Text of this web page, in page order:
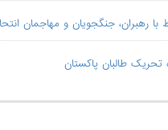
با رهبران، جنگجویان و مهاجمان
طالبان پاکستان